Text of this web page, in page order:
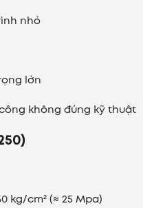
nhỏ
lớn
không đúng kỹ thuật
kg/cm² (≈ 25 Mpa)